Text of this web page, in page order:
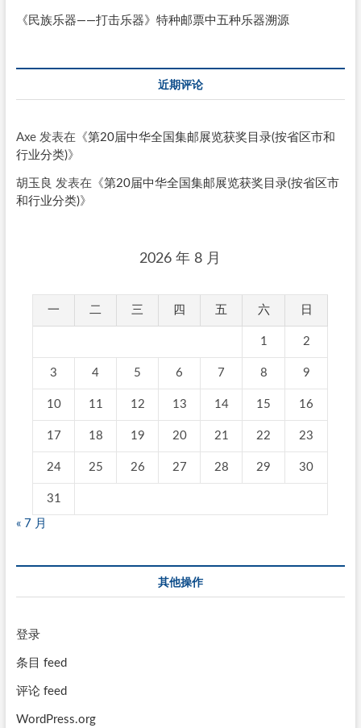
《民族乐器——打击乐器》特种邮票中五种乐器溯源
近期评论
Axe发表在《第20届中华全国集邮展览获奖目录(按省区市和
行业分类)》
胡玉良 发表在《第20届中华全国集邮展览获奖目录(按省区市
和行业分类)》
2026 年 8 月
一 二 三 四 五 六 日
1 2
3 4 5 6 7 8 9
10 11 12 13 14 15 16
17 18 19 20 21 22 23
24 25 26 27 28 29 30
31
« 7 月
其他操作
登录
条目 feed
评论 feed
WordPress.org